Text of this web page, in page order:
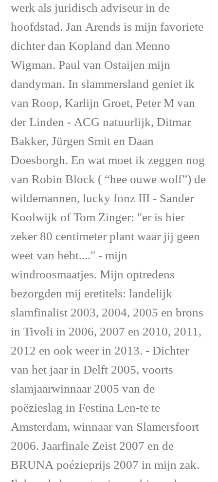
werk als juridisch adviseur in de
hoofdstad. Jan Arends is mijn favoriete
dichter dan Kopland dan Menno
Wigman. Paul van Ostaijen mijn
dandyman. In slammersland geniet ik
van Roop, Karlijn Groet, Peter M van
der Linden - ACG natuurlijk, Ditmar
Bakker, Jürgen Smit en Daan
Doesborgh. En wat moet ik zeggen nog
van Robin Block ( “hee ouwe wolf”) de
wildemannen, lucky fonz III - Sander
Koolwijk of Tom Zinger: "er is hier
zeker 80 centimeter plant waar jij geen
weet van hebt...." - mijn
windroosmaatjes. Mijn optredens
bezorgden mij eretitels: landelijk
slamfinalist 2003, 2004, 2005 en brons
in Tivoli in 2006, 2007 en 2010, 2011,
2012 en ook weer in 2013. - Dichter
van het jaar in Delft 2005, voorts
slamjaarwinnaar 2005 van de
poëzieslag in Festina Len-te te
Amsterdam, winnaar van Slamersfoort
2006. Jaarfinale Zeist 2007 en de
BRUNA poézieprijs 2007 in mijn zak.